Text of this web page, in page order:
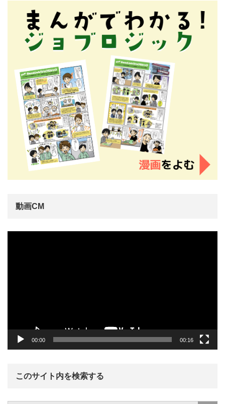
動画CM
00:00 00:16
このサイト内を検索する